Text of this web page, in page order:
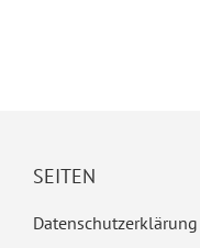
SEITEN
Datenschutzerklärung